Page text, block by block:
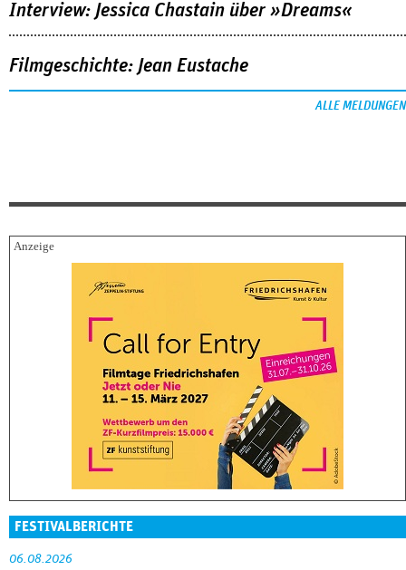
Interview: Jessica Chastain über »Dreams«
Filmgeschichte: Jean Eustache
ALLE MELDUNGEN
FESTIVALBERICHTE
06.08.2026